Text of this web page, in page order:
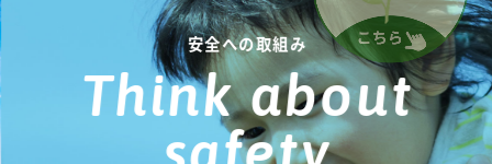
安全への取組み
Think about